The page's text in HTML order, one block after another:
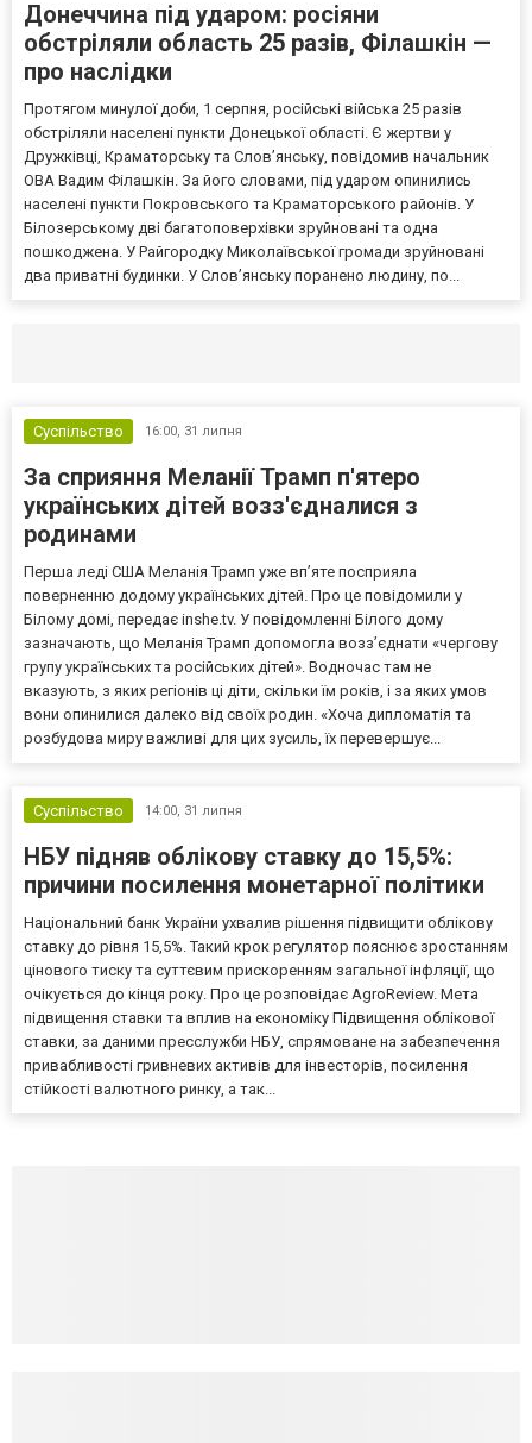
Донеччина під ударом: росіяни
обстріляли область 25 разів, Філашкін —
про наслідки
Протягом минулої доби, 1 серпня, російські війська 25 разів
обстріляли населені пункти Донецької області. Є жертви у
Дружківці, Краматорську та Слов’янську, повідомив начальник
ОВА Вадим Філашкін. За його словами, під ударом опинились
населені пункти Покровського та Краматорського районів. У
Білозерському дві багатоповерхівки зруйновані та одна
пошкоджена. У Райгородку Миколаївської громади зруйновані
два приватні будинки. У Слов’янську поранено людину, по...
Суспільство 16:00, 31 липня
За сприяння Меланії Трамп п'ятеро
українських дітей возз'єдналися з
родинами
Перша леді США Меланія Трамп уже впʼяте посприяла
поверненню додому українських дітей. Про це повідомили у
Білому домі, передає inshe.tv. У повідомленні Білого дому
зазначають, що Меланія Трамп допомогла возз’єднати «чергову
групу українських та російських дітей». Водночас там не
вказують, з яких регіонів ці діти, скільки їм років, і за яких умов
вони опинилися далеко від своїх родин. «Хоча дипломатія та
розбудова миру важливі для цих зусиль, їх перевершує...
Суспільство 14:00, 31 липня
НБУ підняв облікову ставку до 15,5%:
причини посилення монетарної політики
Національний банк України ухвалив рішення підвищити облікову
ставку до рівня 15,5%. Такий крок регулятор пояснює зростанням
цінового тиску та суттєвим прискоренням загальної інфляції, що
очікується до кінця року. Про це розповідає AgroReview. Мета
підвищення ставки та вплив на економіку Підвищення облікової
ставки, за даними пресслужби НБУ, спрямоване на забезпечення
привабливості гривневих активів для інвесторів, посилення
стійкості валютного ринку, а так...